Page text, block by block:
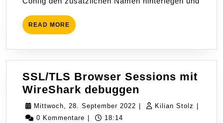
READ MORE READ
MORE
SSL/TLS Browser Sessions mit
WireShark debuggen
Browser
Mittwoch, 28. September 2022 Mittwoch,Kilian Stolz Kilian
0 Kommentare
18:14